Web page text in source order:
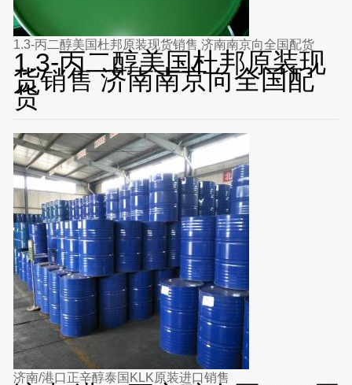
1.3-丙二醇美国杜邦原装现货销售 济南南京向全国配货
1.3-丙二醇美国杜邦原装现
货销售 济南南京向全国配
货
济南/港口正辛醇泰国KLK原装进口销售